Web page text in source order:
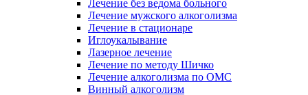
Лечение без ведома больного
Лечение мужского алкоголизма
Лечение в стационаре
Иглоукалывание
Лазерное лечение
Лечение по методу Шичко
Лечение алкоголизма по ОМС
Винный алкоголизм